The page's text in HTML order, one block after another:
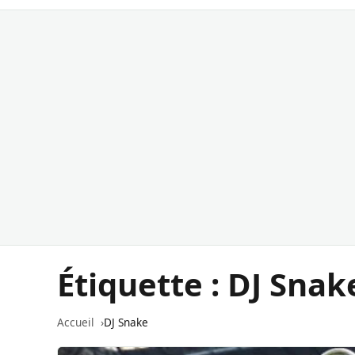
Étiquette : DJ
Accueil DJ Snake